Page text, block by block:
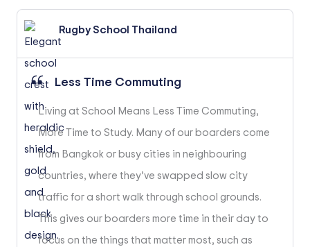
Rugby School Thailand
Less Time Commuting
Living at School Means Less Time Commuting,
More Time to Study. Many of our boarders come
from Bangkok or busy cities in neighbouring
countries, where they’ve swapped slow city
traffic for a short walk through school grounds.
This gives our boarders more time in their day to
focus on the things that matter most, such as